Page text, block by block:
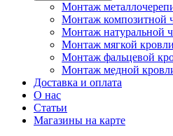
Монтаж
Монтаж композитной
Монтаж натуральной
Монтаж мягкой кровли
Монтаж фальцевой
Монтаж медной
Доставка и оплата
О нас
Cтатьи
Магазины на карте